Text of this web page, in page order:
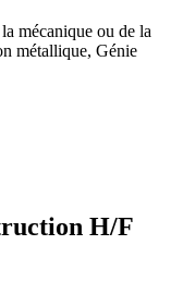
mécanique ou de la
métallique, Génie
H/F